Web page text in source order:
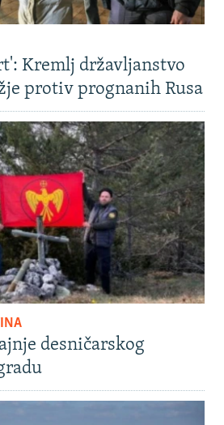
Kremlj državljanstvo
protiv prognanih Rusa
desničarskog